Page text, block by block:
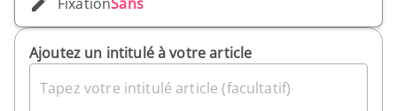
Ajoutez un intitulé à votre article
Tapez votre intitulé article (facultatif)